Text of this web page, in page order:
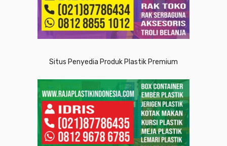
Situs Penyedia Produk Plastik Premium